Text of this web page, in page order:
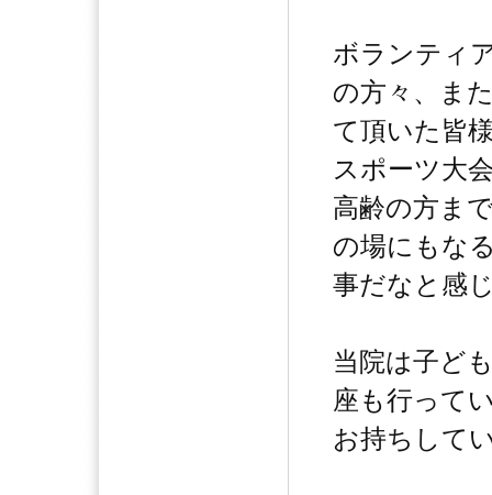
ボランティ
の方々、ま
て頂いた皆
スポーツ大
高齢の方ま
の場にもな
事だなと感
当院は子ど
座も行って
お持ちして